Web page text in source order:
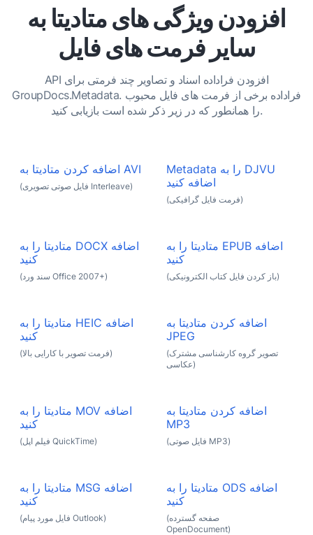
افزودن ویژگی های متادیتا به
سایر فرمت های فایل
API افزودن فراداده اسناد و تصاویر چند فرمتی برای
GroupDocs.Metadata. فراداده برخی از فرمت های فایل محبوب
را همانطور که در زیر ذکر شده است بازیابی کنید.
اضافه کردن متادیتا به AVI
(فایل صوتی تصویری Interleave)
Metadata را به DJVU
اضافه کنید
(فرمت فایل گرافیکی)
متادیتا را به DOCX اضافه
کنید
(سند ورد Office 2007+)
متادیتا را به EPUB اضافه
کنید
(باز کردن فایل کتاب الکترونیکی)
متادیتا را به HEIC اضافه
کنید
(فرمت تصویر با کارایی بالا)
اضافه کردن متادیتا به
JPEG
(تصویر گروه کارشناسی مشترک
عکاسی)
متادیتا را به MOV اضافه
کنید
(فیلم اپل QuickTime)
اضافه کردن متادیتا به
MP3
(فایل صوتی MP3)
متادیتا را به MSG اضافه
کنید
(فایل مورد پیام Outlook)
متادیتا را به ODS اضافه
کنید
(صفحه گسترده
OpenDocument)